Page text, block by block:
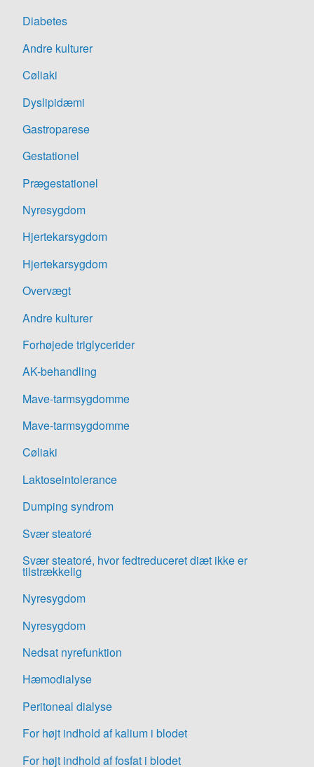
Diabetes
Andre kulturer
Cøliaki
Dyslipidæmi
Gastroparese
Gestationel
Prægestationel
Nyresygdom
Hjertekarsygdom
Hjertekarsygdom
Overvægt
Andre kulturer
Forhøjede triglycerider
AK-behandling
Mave-tarmsygdomme
Mave-tarmsygdomme
Cøliaki
Laktoseintolerance
Dumping syndrom
Svær steatoré
Svær steatoré, hvor fedtreduceret diæt ikke er
tilstrækkelig
Nyresygdom
Nyresygdom
Nedsat nyrefunktion
Hæmodialyse
Peritoneal dialyse
For højt indhold af kalium i blodet
For højt indhold af fosfat i blodet